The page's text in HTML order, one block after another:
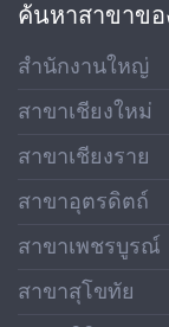
ค้นหาสาขาขอ
สำนักงานใหญ่
สาขาเชียงใหม่
สาขาเชียงราย
สาขาอุตรดิตถ์
สาขาเพชรบูรณ์
สาขาสุโขทัย